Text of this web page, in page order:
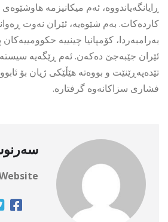
ڕایانگەیاندووە، ئەم میکانیزمە
کاردەکات. بەم شێوەیە، ئێران نەوت
بەرامبەردا، کۆمپانیا چینییە
ئێران جێبەجێ دەکەن. ئەم ڕێگەیە
تێدەپەڕێنێت و بووەتە هێڵێکی ژیان بۆ
فشاری سزاکانەوە گرفتارە.